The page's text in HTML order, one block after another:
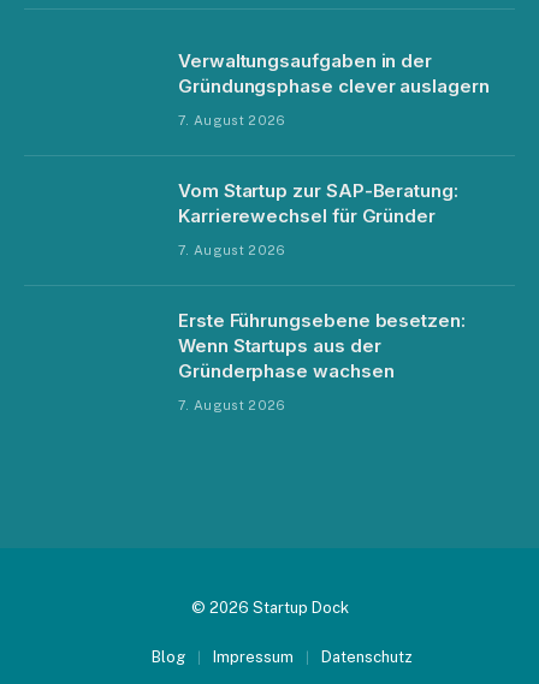
Verwaltungsaufgaben in der
Gründungsphase clever auslagern
7. August 2026
Vom Startup zur SAP-Beratung:
Karrierewechsel für Gründer
7. August 2026
Erste Führungsebene besetzen:
Wenn Startups aus der
Gründerphase wachsen
7. August 2026
© 2026 Startup Dock
Blog Impressum Datenschutz